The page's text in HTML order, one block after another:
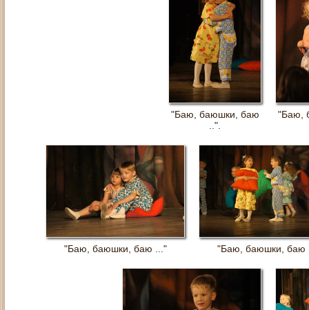
"Баю, баюшки, баю
..".
"Баю,
"Баю, баюшки, баю ..." "Баю, баюшки, баю